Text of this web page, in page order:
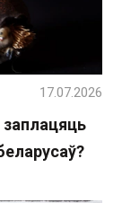
заплацяць
17.07.2026